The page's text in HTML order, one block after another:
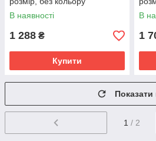
В наявності
1 288 ₴
Купити
В
1
1 / 2